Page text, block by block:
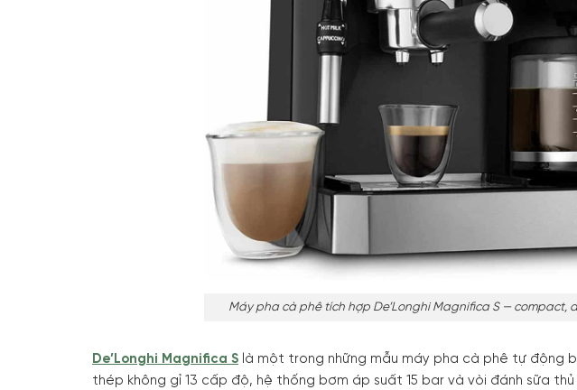
Máy pha cà phê tích hợp De’Longhi Magnifica S — compact,
De’Longhi Magnifica S là một trong những mẫu máy pha cà phê tự động
thép không gỉ 13 cấp độ, hệ thống bơm áp suất 15 bar và vòi đánh sữa